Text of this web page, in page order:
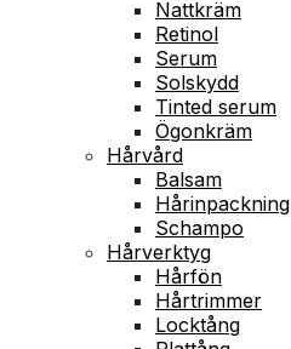
Nattkräm
Retinol
Serum
Solskydd
Tinted serum
Ögonkräm
Hårvård
Balsam
Hårinpackning
Schampo
Hårverktyg
Hårfön
Hårtrimmer
Locktång